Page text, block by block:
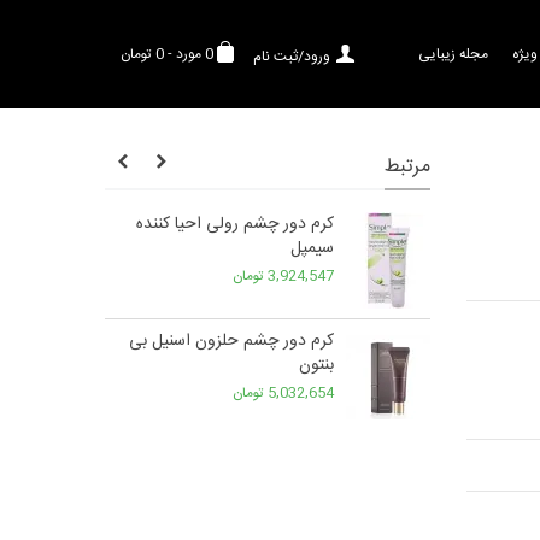
0مورد-0 تومان ورود/ثبت نام مجله زیبایی
مرتبط
کرم دور چشم رولی احیا کننده
سیمپل
3,924,547 تومان
کرم دور چشم حلزون اسنیل بی
بنتون
5,032,654 تومان